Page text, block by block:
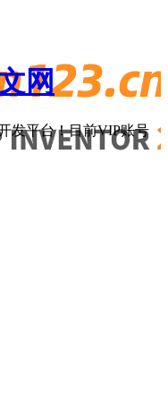
网
发平台！目前VIP账号